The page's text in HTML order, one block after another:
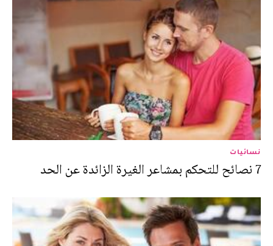
نسائيات
7 نصائح للتحكم بمشاعر الغيرة الزائدة عن الحد